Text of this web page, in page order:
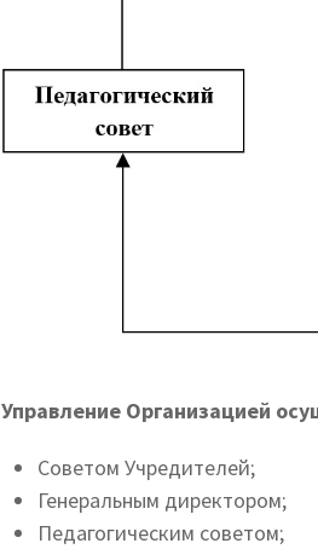
Управление Организацией
Советом Учредителей;
Генеральным директором;
Педагогическим советом;